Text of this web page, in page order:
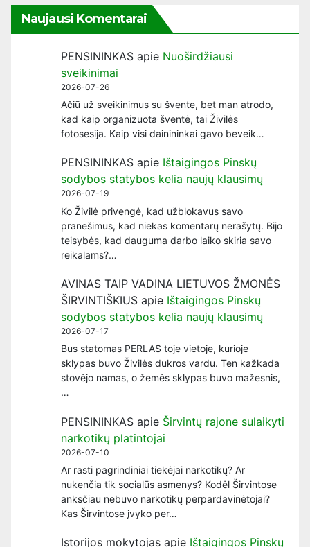
Naujausi Komentarai
PENSININKAS apie Nuoširdžiausi
sveikinimai
2026-07-26
Ačiū už sveikinimus su švente, bet man atrodo,
kad kaip organizuota šventė, tai Živilės
fotosesija. Kaip visi dainininkai gavo beveik…
PENSININKAS apie Ištaigingos Pinskų
sodybos statybos kelia naujų klausimų
2026-07-19
Ko Živilė privengė, kad užblokavus savo
pranešimus, kad niekas komentarų nerašytų. Bijo
teisybės, kad dauguma darbo laiko skiria savo
reikalams?…
AVINAS TAIP VADINA LIETUVOS ŽMONĖS
ŠIRVINTIŠKIUS apie Ištaigingos Pinskų
sodybos statybos kelia naujų klausimų
2026-07-17
Bus statomas PERLAS toje vietoje, kurioje
sklypas buvo Živilės dukros vardu. Ten kažkada
stovėjo namas, o žemės sklypas buvo mažesnis,
…
PENSININKAS apie Širvintų rajone sulaikyti
narkotikų platintojai
2026-07-10
Ar rasti pagrindiniai tiekėjai narkotikų? Ar
nukenčia tik socialūs asmenys? Kodėl Širvintose
anksčiau nebuvo narkotikų perpardavinėtojai?
Kas Širvintose įvyko per…
Istorijos mokytojas apie Ištaigingos Pinskų